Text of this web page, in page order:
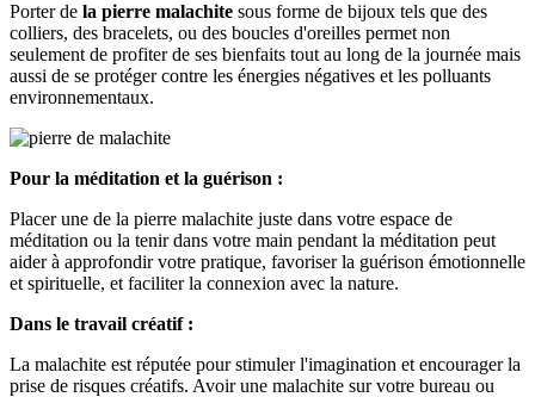
Porter de la pierre malachite sous forme de bijoux tels que des
colliers, des bracelets, ou des boucles d'oreilles permet non
seulement de profiter de ses bienfaits tout au long de la journée mais
aussi de se protéger contre les énergies négatives et les polluants
environnementaux.
Pour la méditation et la guérison :
Placer une de la pierre malachite juste dans votre espace de
méditation ou la tenir dans votre main pendant la méditation peut
aider à approfondir votre pratique, favoriser la guérison émotionnelle
et spirituelle, et faciliter la connexion avec la nature.
Dans le travail créatif :
La malachite est réputée pour stimuler l'imagination et encourager la
prise de risques créatifs. Avoir une malachite sur votre bureau ou